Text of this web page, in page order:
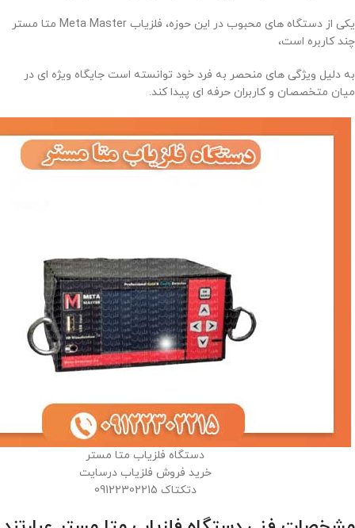
یکی از دستگاه‌ های محبوب در این حوزه، فلزیاب Meta Master متا مستر
چند کاربره است،
به دلیل ویژگی‌ های منحصر به‌ فرد خود توانسته است جایگاه ویژه‌ ای در
میان متخصصان و کاربران حرفه‌ ای پیدا کند.
دستگاه فلزیاب متا مستر
خرید فروش فلزیاب درسایت
دتکتاک 09122302215